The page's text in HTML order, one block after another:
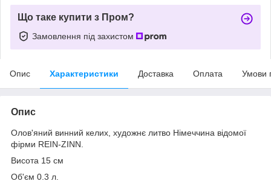
Що таке купити з Пром?
Замовлення під захистом
Опис Характеристики Доставка Оплата Умови
Опис
Олов'яний винний келих, художнє литво Німеччина відомої
фірми REIN-ZINN.
Висота 15 см
Об'єм 0.3 л.